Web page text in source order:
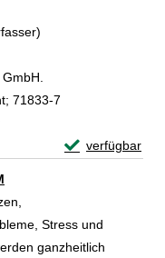
71833-7
verfügbar
Exemplar-
Stress und
ganzheitlich